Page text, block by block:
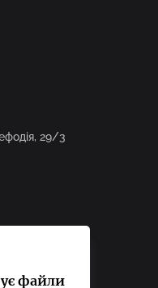
29/3
файли